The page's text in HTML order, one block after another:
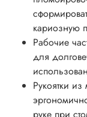
кариозную
Рабочие
для
Рукоятки